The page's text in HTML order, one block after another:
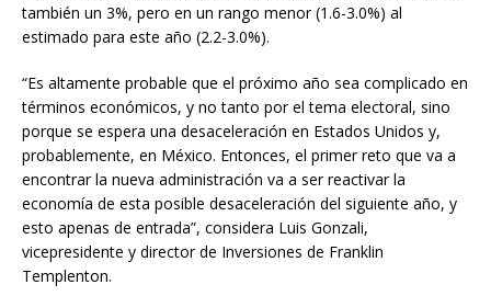
también un 3%, pero en un rango menor (1.6-3.0%) al
estimado para este año (2.2-3.0%).
“Es altamente probable que el próximo año sea complicado en
términos económicos, y no tanto por el tema electoral, sino
porque se espera una desaceleración en Estados Unidos y,
probablemente, en México. Entonces, el primer reto que va a
encontrar la nueva administración va a ser reactivar la
economía de esta posible desaceleración del siguiente año, y
esto apenas de entrada”, considera Luis Gonzali,
vicepresidente y director de Inversiones de Franklin
Templenton.